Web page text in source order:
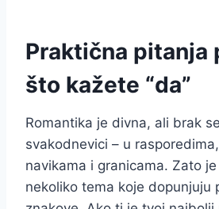
Praktična pitanja
što kažete “da”
Romantika je divna, ali brak
svakodnevici – u
navikama i granicama. Zato
nekoliko tema koje dopunjuju